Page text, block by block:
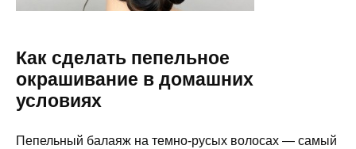
Как сделать пепельное
окрашивание в домашних
условиях
Пепельный балаяж на темно-русых волосах — самый